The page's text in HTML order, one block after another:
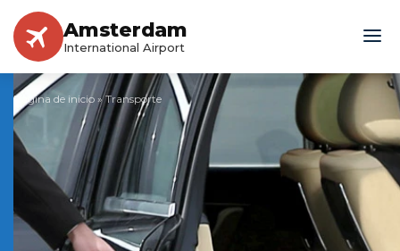
Amsterdam
International Airport
Página de inicio »Transporte